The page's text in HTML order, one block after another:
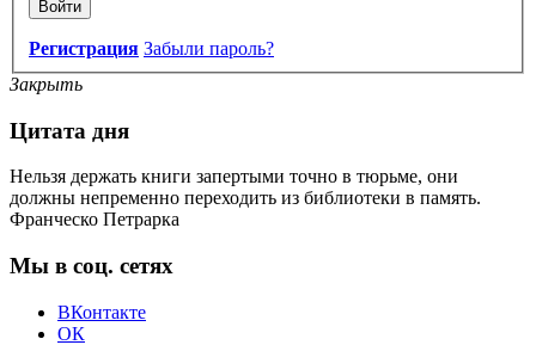
Войти
Регистрация Забыли пароль?
Закрыть
Цитата дня
Нельзя держать книги запертыми точно в тюрьме, они
должны непременно переходить из библиотеки в память.
Франческо Петрарка
Мы в соц. сетях
ВКонтакте
ОК